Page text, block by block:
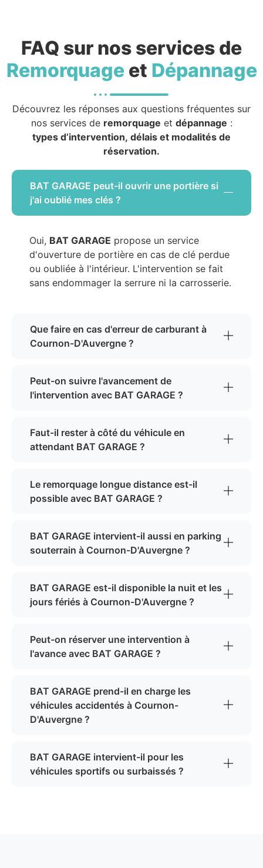
FAQ sur nos services de
Remorquageet Dépannage
Découvrez les réponses aux questions fréquentes sur
nos services de remorquage et dépannage :
types d’intervention, délais et modalités de
réservation.
BAT GARAGE peut-il ouvrir une portière si
j'ai oublié mes clés ?
Oui, BAT GARAGE propose un service
d'ouverture de portière en cas de clé perdue
ou oubliée à l'intérieur. L'intervention se fait
sans endommager la serrure ni la carrosserie.
Que faire en cas d'erreur de carburant à
Cournon-D'Auvergne ?
Peut-on suivre l'avancement de
l'intervention avec BAT GARAGE ?
Faut-il rester à côté du véhicule en
attendant BAT GARAGE ?
Le remorquage longue distance est-il
possible avec BAT GARAGE ?
BAT GARAGE intervient-il aussi en parking
souterrain à Cournon-D'Auvergne ?
BAT GARAGE est-il disponible la nuit et les
jours fériés à Cournon-D'Auvergne ?
Peut-on réserver une intervention à
l'avance avec BAT GARAGE ?
BAT GARAGE prend-il en charge les
véhicules accidentés à Cournon-
D'Auvergne ?
BAT GARAGE intervient-il pour les
véhicules sportifs ou surbaissés ?